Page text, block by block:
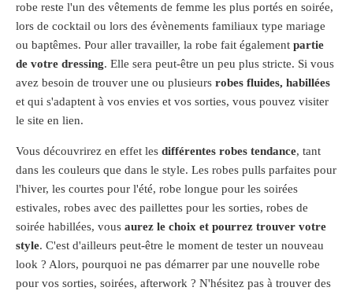
robe reste l'un des vêtements de femme les plus portés en soirée,
lors de cocktail ou lors des évènements familiaux type mariage
ou baptêmes. Pour aller travailler, la robe fait également partie
de votre dressing. Elle sera peut-être un peu plus stricte. Si vous
avez besoin de trouver une ou plusieurs robes fluides, habillées
et qui s'adaptent à vos envies et vos sorties, vous pouvez visiter
le site en lien.
Vous découvrirez en effet les différentes robes tendance, tant
dans les couleurs que dans le style. Les robes pulls parfaites pour
l'hiver, les courtes pour l'été, robe longue pour les soirées
estivales, robes avec des paillettes pour les sorties, robes de
soirée habillées, vous aurez le choix et pourrez trouver votre
style. C'est d'ailleurs peut-être le moment de tester un nouveau
look ? Alors, pourquoi ne pas démarrer par une nouvelle robe
pour vos sorties, soirées, afterwork ? N'hésitez pas à trouver des